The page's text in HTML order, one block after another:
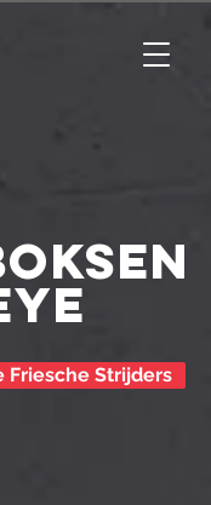
Friesche Strijders